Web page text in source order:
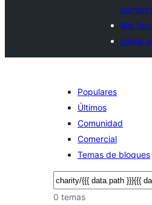
Mis
Iniciar
Populares
Últimos
Comunidad
Comercial
Temas de bloques
Buscar
0 temas